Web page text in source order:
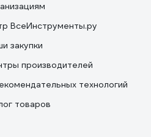
ВсеИнструменты.ру
закупки
производителей
технологий
товаров